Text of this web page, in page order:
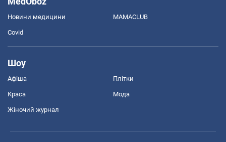
Новини медицини MAMACLUB
Covid
Шоу
Афіша Плітки
Краса Мода
Жіночий журнал